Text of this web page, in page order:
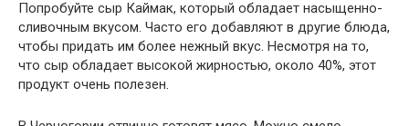
Попробуйте сыр Каймак, который обладает насыщенно-
сливочным вкусом. Часто его добавляют в другие блюда,
чтобы придать им более нежный вкус. Несмотря на то,
что сыр обладает высокой жирностью, около 40%, этот
продукт очень полезен.